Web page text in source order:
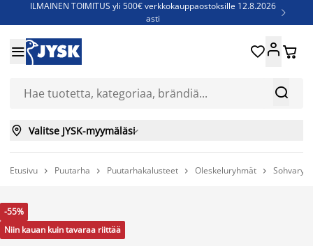
ILMAINEN TOIMITUS yli 500€ verkkokauppaostoksille 12.8.2026
asti

Jenkkisänkyjä - Säästä jopa 60%


 
 Valitse JYSK-myymäläsi
Etusivu  Puutarha  Puutarhakalusteet  Oleskeluryhmät 
-55%
Niin kauan kuin tavaraa riittää